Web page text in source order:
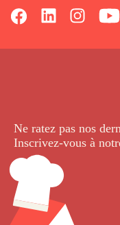
Ne ratez pas nos
Inscrivez-vous à